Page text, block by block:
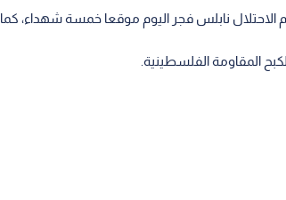
نابلس فجر اليوم موقعا خمسة شهداء، كما
المقاومة الفلسطينية.